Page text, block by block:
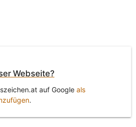
Webseite?
auf Google als
.